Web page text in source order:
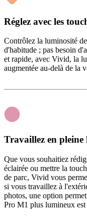
Réglez avec les
Contrôlez la luminosité
d'habitude ; pas besoin
et rapide, avec Vivid, la
augmentée au-delà de la
Travaillez en pleine
Que vous souhaitiez
éclairée ou mettre la
de parc, Vivid vous
si vous travaillez à
photos, une option
Pro M1 plus lumineux